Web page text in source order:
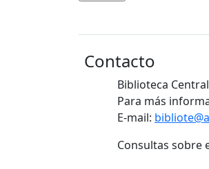
Contacto
Biblioteca
Para más
E-mail:
Consultas sobre